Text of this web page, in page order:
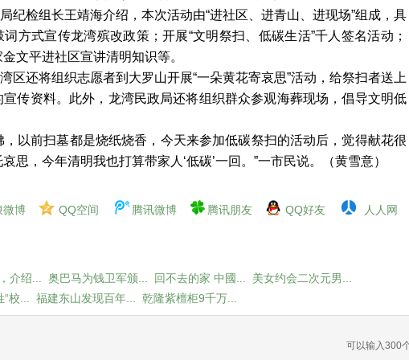
纪检组长王靖海介绍，本次活动由“进社区、进青山、进现场”组成，具
方式宣传龙湾殡改政策；开展“文明祭扫、低碳生活”千人签名活动；
文平进社区宣讲清明知识等。
区还将组织志愿者到大罗山开展“一朵黄花寄哀思”活动，给祭扫者送上
传资料。此外，龙湾民政局还将组织群众参观海葬现场，倡导文明低
，以前扫墓都是烧纸烧香，今天来参加低碳祭扫的活动后，觉得献花很
思，今年清明我也打算带家人‘低碳’一回。”一市民说。（黄雪意）
微博 QQ空间 腾讯微博 腾讯朋友 QQ好友 人人网
介绍... 奥巴马为钱卫军颁... 回不去的家 中國...
美女约会二次元男...
校... 福建东山发现百年... 乾隆紫檀柜9千万...
可以输入300